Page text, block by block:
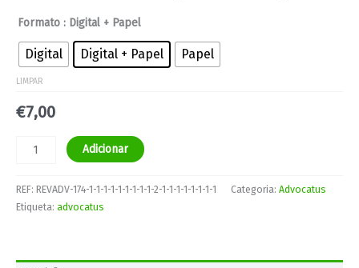
Formato : Digital + Papel
Digital Digital + Papel Papel
LIMPAR
€7,00
Adicionar
REF: REVADV-174-1-1-1-1-1-1-1-1-1-2-1-1-1-1-1-1-1-1 Categoria: Advocatus
Etiqueta: advocatus